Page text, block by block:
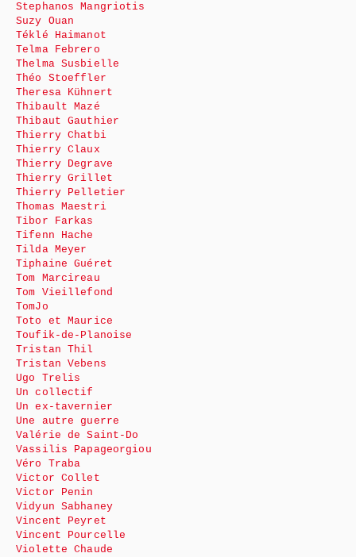
Stephanos Mangriotis
Suzy Ouan
Téklé Haimanot
Telma Febrero
Thelma Susbielle
Théo Stoeffler
Theresa Kühnert
Thibault Mazé
Thibaut Gauthier
Thierry Chatbi
Thierry Claux
Thierry Degrave
Thierry Grillet
Thierry Pelletier
Thomas Maestri
Tibor Farkas
Tifenn Hache
Tilda Meyer
Tiphaine Guéret
Tom Marcireau
Tom Vieillefond
TomJo
Toto et Maurice
Toufik-de-Planoise
Tristan Thil
Tristan Vebens
Ugo Trelis
Un collectif
Un ex-tavernier
Une autre guerre
Valérie de Saint-Do
Vassilis Papageorgiou
Véro Traba
Victor Collet
Victor Penin
Vidyun Sabhaney
Vincent Peyret
Vincent Pourcelle
Violette Chaude